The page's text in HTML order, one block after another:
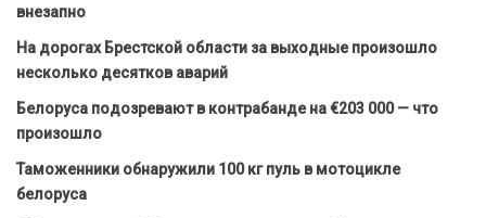
внезапно
На дорогах Брестской области за выходные произошло
несколько десятков аварий
Белоруса подозревают в контрабанде на €203 000 — что
произошло
Таможенники обнаружили 100 кг пуль в мотоцикле
белоруса